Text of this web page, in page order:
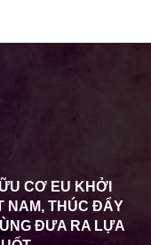
CƠ EU KHỞI
NAM, THÚC ĐẨY
ĐƯA RA LỰA